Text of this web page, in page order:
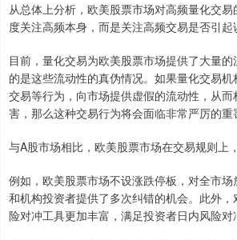
从总体上分析，欧美股票市场对高频量化交
度关注高频本身，而是关注高频交易是否引起
目前，量化交易为欧美股票市场提供了大量
的是这些流动性的真伪情况。如果量化交易
交易等行为，向市场提供虚假的流动性，从
害，那么这种交易行为将会面临非常严厉的重
与A股市场相比，欧美股票市场在交易规则上
例如，欧美股票市场不设涨跌停板，对全市
和机构投资者提供了多次纠错的机会。此外
险对冲工具更加丰富，满足投资者日内风险对